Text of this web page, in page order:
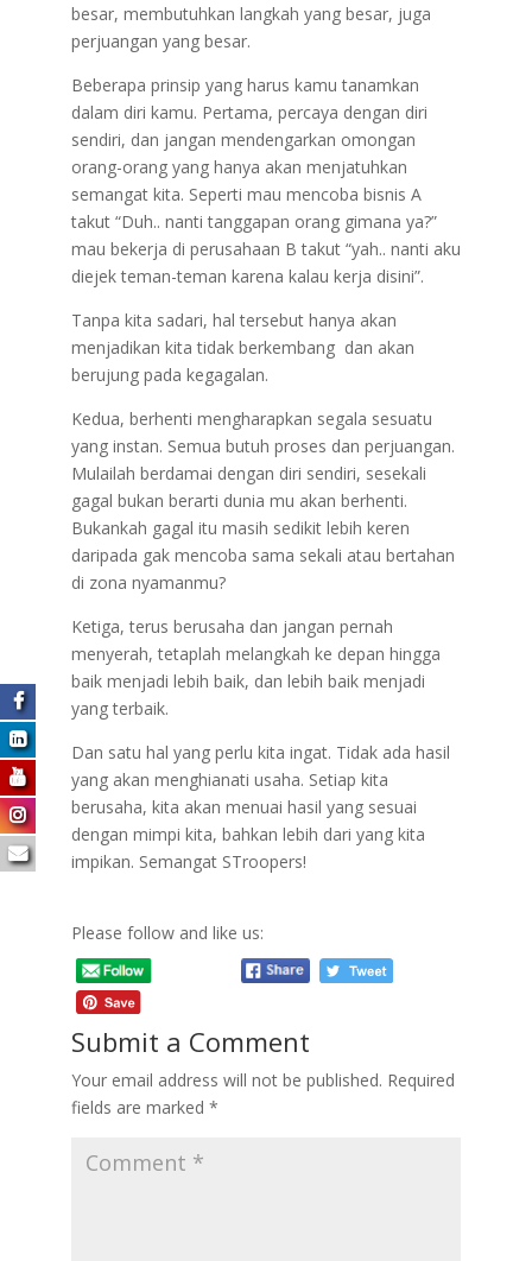
besar, membutuhkan langkah yang besar, juga
perjuangan yang besar.
Beberapa prinsip yang harus kamu tanamkan
dalam diri kamu. Pertama, percaya dengan diri
sendiri, dan jangan mendengarkan omongan
orang-orang yang hanya akan menjatuhkan
semangat kita. Seperti mau mencoba bisnis A
takut “Duh.. nanti tanggapan orang gimana ya?”
mau bekerja di perusahaan B takut “yah.. nanti aku
diejek teman-teman karena kalau kerja disini”.
Tanpa kita sadari, hal tersebut hanya akan
menjadikan kita tidak berkembang dan akan
berujung pada kegagalan.
Kedua, berhenti mengharapkan segala sesuatu
yang instan. Semua butuh proses dan perjuangan.
Mulailah berdamai dengan diri sendiri, sesekali
gagal bukan berarti dunia mu akan berhenti.
Bukankah gagal itu masih sedikit lebih keren
daripada gak mencoba sama sekali atau bertahan
di zona nyamanmu?
Ketiga, terus berusaha dan jangan pernah
menyerah, tetaplah melangkah ke depan hingga
baik menjadi lebih baik, dan lebih baik menjadi
yang terbaik.
Dan satu hal yang perlu kita ingat. Tidak ada hasil
yang akan menghianati usaha. Setiap kita
berusaha, kita akan menuai hasil yang sesuai
dengan mimpi kita, bahkan lebih dari yang kita
impikan. Semangat STroopers!
Please follow and like us:
Submit a Comment
Your email address will not be published. Required
fields are marked *